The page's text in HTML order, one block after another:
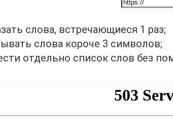
слова, встречающиеся 1 раз;
слова короче 3 символов;
отдельно список слов без